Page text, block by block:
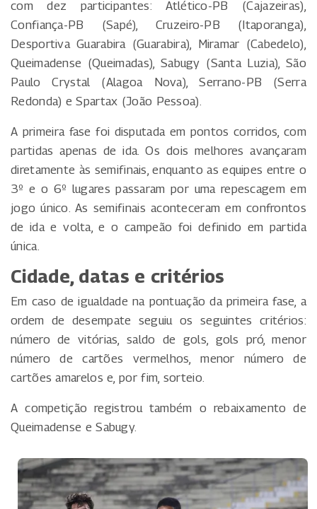
com dez participantes: Atlético-PB (Cajazeiras),
Confiança-PB (Sapé), Cruzeiro-PB (Itaporanga),
Desportiva Guarabira (Guarabira), Miramar (Cabedelo),
Queimadense (Queimadas), Sabugy (Santa Luzia), São
Paulo Crystal (Alagoa Nova), Serrano-PB (Serra
Redonda) e Spartax (João Pessoa).
A primeira fase foi disputada em pontos corridos, com
partidas apenas de ida. Os dois melhores avançaram
diretamente às semifinais, enquanto as equipes entre o
3º e o 6º lugares passaram por uma repescagem em
jogo único. As semifinais aconteceram em confrontos
de ida e volta, e o campeão foi definido em partida
única.
Cidade, datas e critérios
Em caso de igualdade na pontuação da primeira fase, a
ordem de desempate seguiu os seguintes critérios:
número de vitórias, saldo de gols, gols pró, menor
número de cartões vermelhos, menor número de
cartões amarelos e, por fim, sorteio.
A competição registrou também o rebaixamento de
Queimadense e Sabugy.